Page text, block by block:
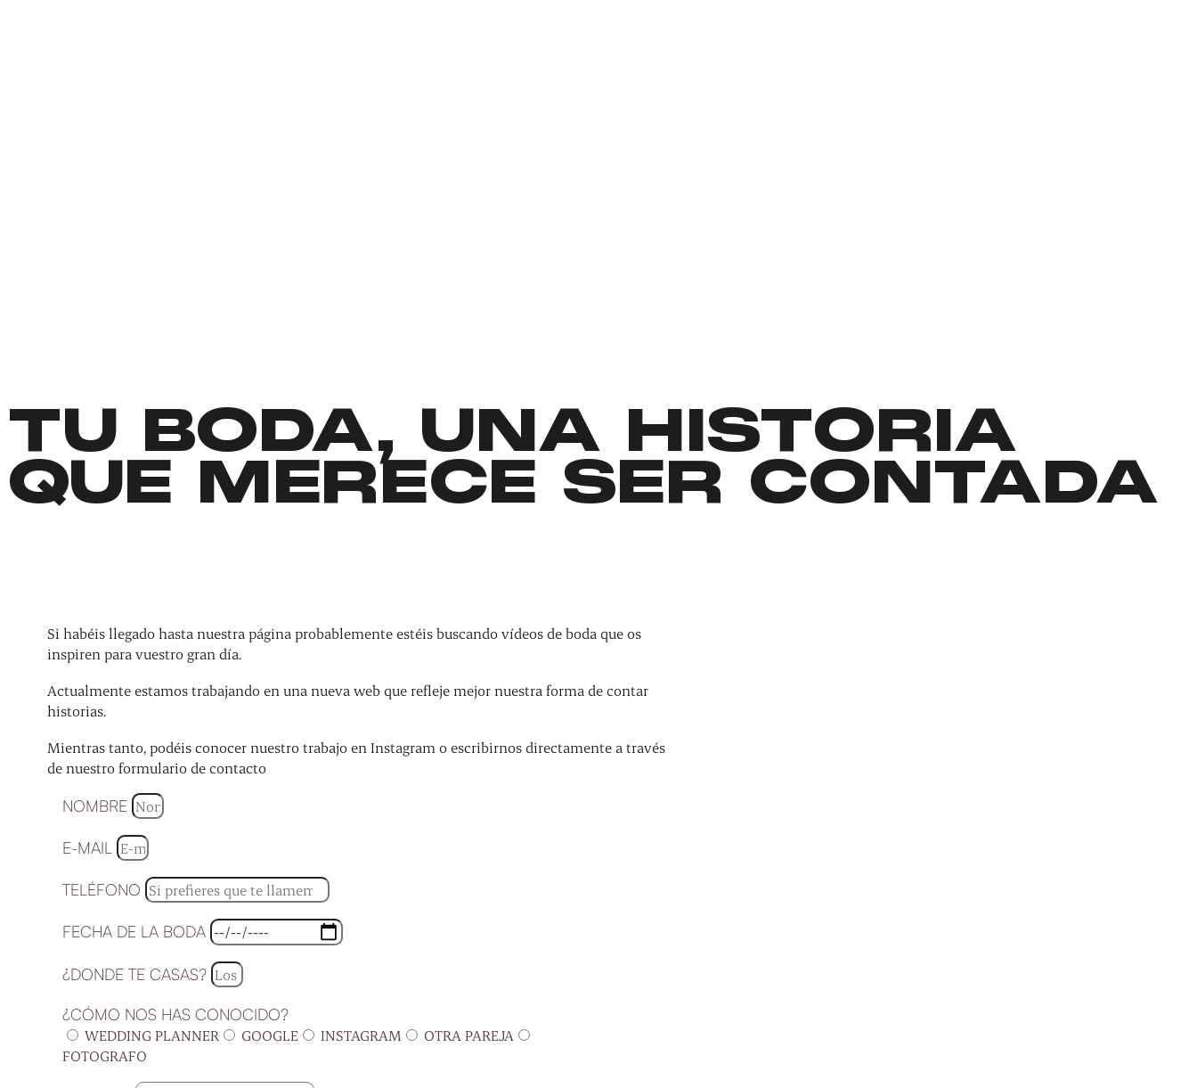
TU BODA, UNA HISTORIA
QUE MERECE SER CONTADA
Si habéis llegado hasta nuestra página probablemente estéis buscando vídeos de boda que os
inspiren para vuestro gran día.
Actualmente estamos trabajando en una nueva web que refleje mejor nuestra forma de contar
historias.
Mientras tanto, podéis conocer nuestro trabajo en Instagram o escribirnos directamente a través
de nuestro formulario de contacto
NOMBRE
E-MAIL
TELÉFONO
FECHA DE LA BODA
¿DONDE TE CASAS?
¿CÓMO NOS HAS CONOCIDO?
WEDDING PLANNER GOOGLE INSTAGRAM
OTRA PAREJA
FOTOGRAFO